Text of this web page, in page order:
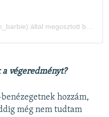
végeredményt?
hozzám,
még nem tudtam